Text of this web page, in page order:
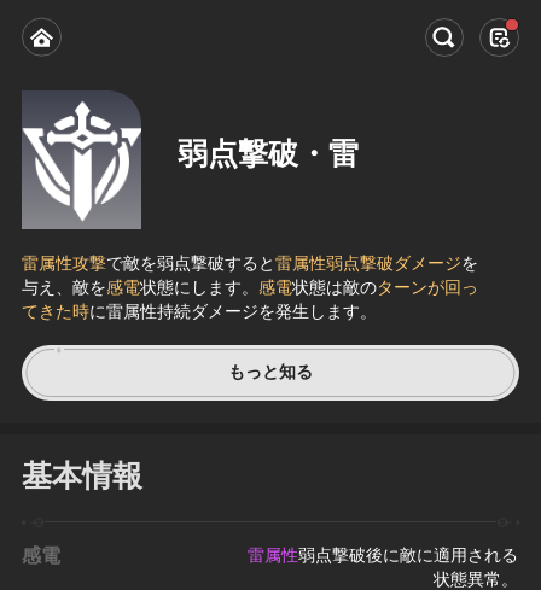
弱点撃破・雷
雷属性攻撃で敵を弱点撃破すると雷属性弱点撃破ダメージを
与え、敵を感電状態にします。感電状態は敵のターンが回っ
てきた時に雷属性持続ダメージを発生します。
もっと知る
基本情報
感電 雷属性弱点撃破後に敵に適用される
状態異常。